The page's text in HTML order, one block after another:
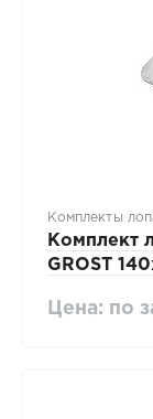
Комплекты
Комплект
GROST
Цена: по